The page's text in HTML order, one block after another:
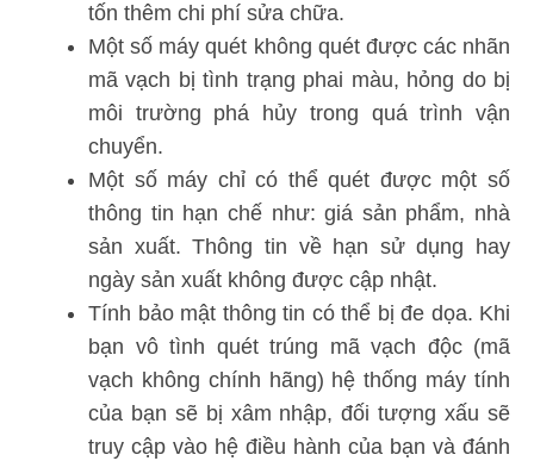
tốn thêm chi phí sửa chữa.
Một số máy quét không quét được các nhãn
mã vạch bị tình trạng phai màu, hỏng do bị
môi trường phá hủy trong quá trình vận
chuyển.
Một số máy chỉ có thể quét được một số
thông tin hạn chế như: giá sản phẩm, nhà
sản xuất. Thông tin về hạn sử dụng hay
ngày sản xuất không được cập nhật.
Tính bảo mật thông tin có thể bị đe dọa. Khi
bạn vô tình quét trúng mã vạch độc (mã
vạch không chính hãng) hệ thống máy tính
của bạn sẽ bị xâm nhập, đối tượng xấu sẽ
truy cập vào hệ điều hành của bạn và đánh